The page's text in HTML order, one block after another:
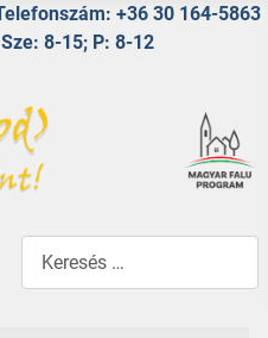
+36 30 164-5863
8-15; P: 8-12